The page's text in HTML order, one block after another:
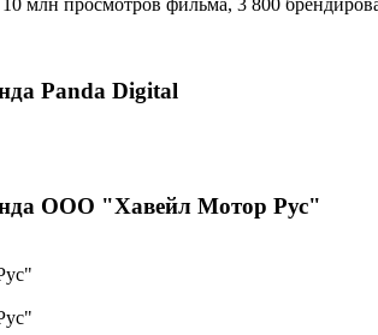
Panda Digital
ООО "Хавейл Мотор Рус"